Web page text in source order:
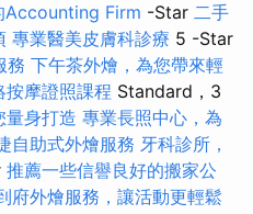
Accounting Firm -Star 二手
專業醫美皮膚科診療 5 -Star
務 下午茶外燴，為您帶來輕
按摩證照課程 Standard，3
量身打造 專業長照中心，為
自助式外燴服務 牙科診所，
推薦一些信譽良好的搬家公
府外燴服務，讓活動更輕鬆